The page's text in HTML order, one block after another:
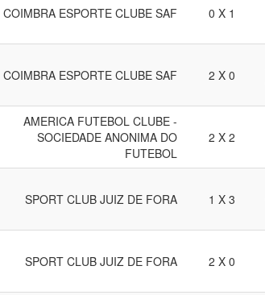
COIMBRA ESPORTE CLUBE SAF 0 X 1
COIMBRA ESPORTE CLUBE SAF 2 X 0
AMERICA FUTEBOL CLUBE -
SOCIEDADE ANONIMA DO
FUTEBOL
2 X 2
SPORT CLUB JUIZ DE FORA 1 X 3
SPORT CLUB JUIZ DE FORA 2 X 0